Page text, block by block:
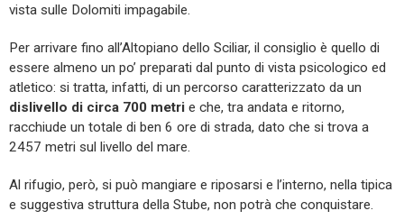
vista sulle Dolomiti impagabile.
Per arrivare fino all’Altopiano dello Sciliar, il consiglio è quello di
essere almeno un po’ preparati dal punto di vista psicologico ed
atletico: si tratta, infatti, di un percorso caratterizzato da un
dislivello di circa 700 metri e che, tra andata e ritorno,
racchiude un totale di ben 6 ore di strada, dato che si trova a
2457 metri sul livello del mare.
Al rifugio, però, si può mangiare e riposarsi e l’interno, nella tipica
e suggestiva struttura della Stube, non potrà che conquistare.